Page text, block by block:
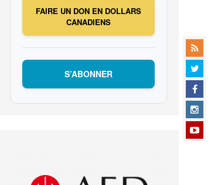
FAIRE UN DON EN DOLLARS
CANADIENS
S’ABONNER